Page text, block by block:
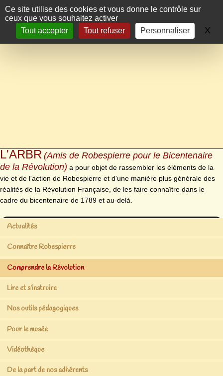
Panneau de gestion des cookies
Ce site utilise des cookies et vous donne le contrôle sur
ceux que vous souhaitez activer
Tout accepter
Tout refuser Personnaliser X
L'ARBR (Amis de Robespierre pour le Bicentenaire
de la Révolution) a pour objet de rassembler les éléments de la
vie et de l'action de Robespierre et d'une manière plus générale des
réalités de la Révolution Française, de les faire connaître dans le
cadre du bicentenaire de 1789 et au-delà.
Actualités
Connaître Robespierre
Comprendre la Révolution
Lire et s’instruire
Nos outils pédagogiques
Pour le musée
Vidéothèque
De la part de nos adhérents